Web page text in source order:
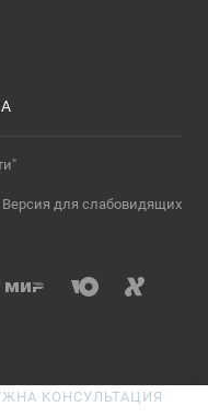
Версия для слабовидящих
КОНСУЛЬТАЦИЯ